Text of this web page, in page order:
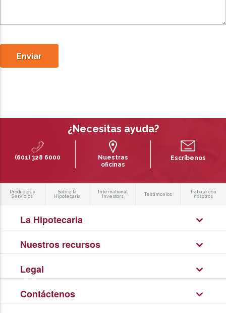
¿Necesitas ayuda?
(601) 328 6000
Nuestras
oficinas
Escríbenos
Productos y
Servicios
Sobre la
Hipotecaria
International
Investors
Testimonios
Trabaje con
nosotros
La Hipotecaria
Nuestros recursos
Legal
Contáctenos